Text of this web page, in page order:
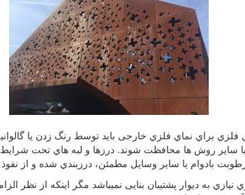
فلزي براي نماي فلزي خارجی باید توسط رنگ زدن یا
سایر روش ها محافظت شوند. درزها و لبه هاي تحت شرایط
بادوام یا سایر وسایل مطمئن، درزبندي شده و از
نیازي به دیوار پشتیبان بنایی نمیباشد مگر اینکه از نظر